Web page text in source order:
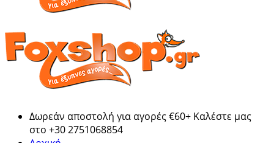
Δωρεάν αποστολή για αγορές €60+ Καλέστε μας
στο +30 2751068854